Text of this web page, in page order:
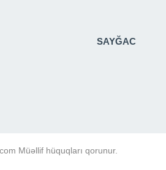
SAYĞAC
Müəllif hüquqları qorunur.